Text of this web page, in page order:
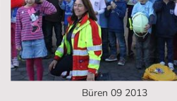
Büren 09 2013